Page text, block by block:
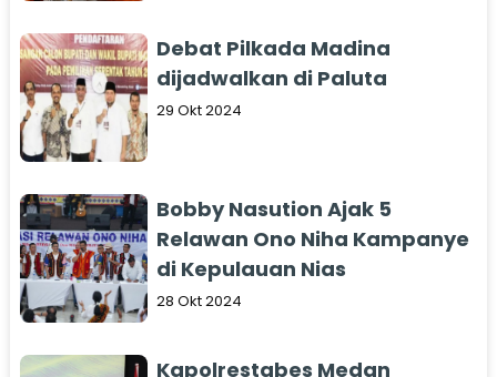
Debat Pilkada Madina
dijadwalkan di Paluta
29 Okt 2024
Bobby Nasution Ajak 5
Relawan Ono Niha Kampanye
di Kepulauan Nias
28 Okt 2024
Kapolrestabes Medan